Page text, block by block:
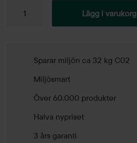
Konferensstol
Lägg i varukorg
Sparar miljön ca 32 kg C02
Miljösmart
Över 60.000 produkter
Halva nypriset
3 års garanti